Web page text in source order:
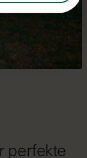
perfekte